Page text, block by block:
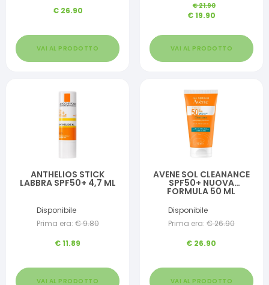
€ 26.90
VAI AL PRODOTTO
€21.90
€19.90
VAI AL PRODOTTO
ANTHELIOS STICK
LABBRA SPF50+ 4,7 ML
Disponibile
Prima era: €9.80
€11.89
VAI AL PRODOTTO
AVENE SOL CLEANANCE
SPF50+ NUOVA
FORMULA 50 ML
Disponibile
Prima era: €26.90
€ 26.90
VAI AL PRODOTTO